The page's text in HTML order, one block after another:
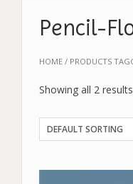
HOME / PRODUCTS
Pencil-
Showing all 2 results